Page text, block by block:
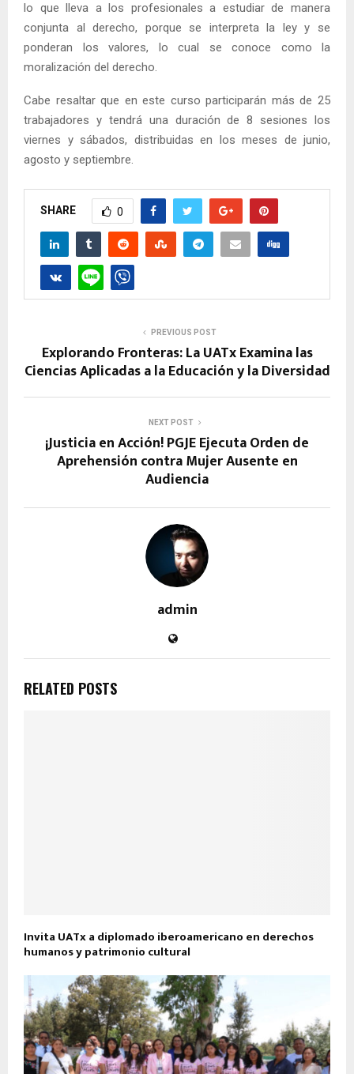
lo que lleva a los profesionales a estudiar de manera
conjunta al derecho, porque se interpreta la ley y se
ponderan los valores, lo cual se conoce como la
moralización del derecho.
Cabe resaltar que en este curso participarán más de 25
trabajadores y tendrá una duración de 8 sesiones los
viernes y sábados, distribuidas en los meses de junio,
agosto y septiembre.
SHARE 0
PREVIOUS POST
Explorando Fronteras: La UATx Examina las
Ciencias Aplicadas a la Educación y la Diversidad
NEXT POST
¡Justicia en Acción! PGJE Ejecuta Orden de
Aprehensión contra Mujer Ausente en
Audiencia
admin
RELATED POSTS
Invita UATx a diplomado iberoamericano en derechos
humanos y patrimonio cultural